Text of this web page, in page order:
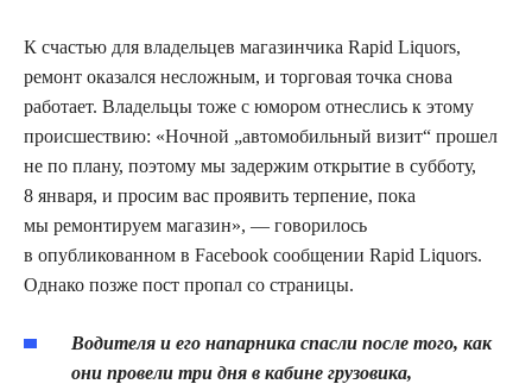
К счастью для владельцев магазинчика Rapid Liquors,
ремонт оказался несложным, и торговая точка снова
работает. Владельцы тоже с юмором отнеслись к этому
происшествию: «Ночной „автомобильный визит“ прошел
не по плану, поэтому мы задержим открытие в субботу,
8 января, и просим вас проявить терпение, пока
мы ремонтируем магазин», — говорилось
в опубликованном в Facebook сообщении Rapid Liquors.
Однако позже пост пропал со страницы.
Водителя и его напарника спасли после того, как
они провели три дня в кабине грузовика,